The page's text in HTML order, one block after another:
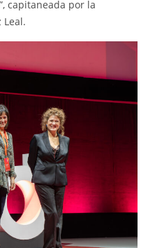
capitaneada por la
Leal.